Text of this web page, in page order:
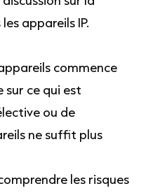
appareils IP.
commence
ce qui est
ou de
ne suffit plus
les risques